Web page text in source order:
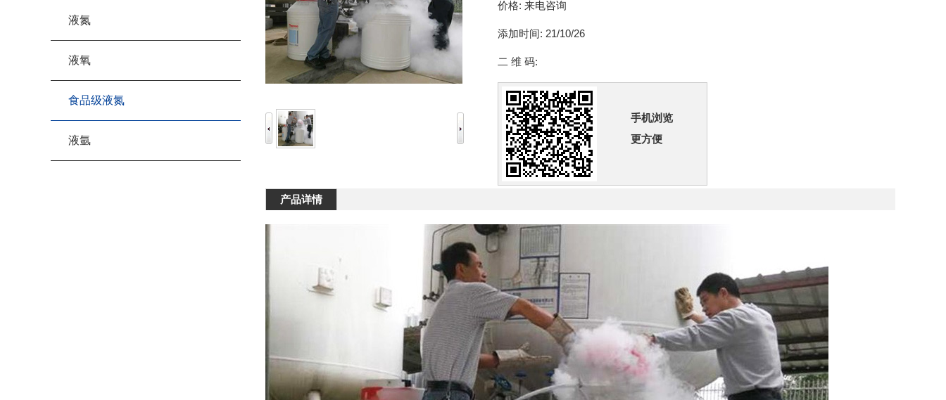
液氮
液氧
食品级液氮
液氩
价格: 来电咨询
添加时间: 21/10/26
二 维 码:
手机浏览
更方便
产品详情